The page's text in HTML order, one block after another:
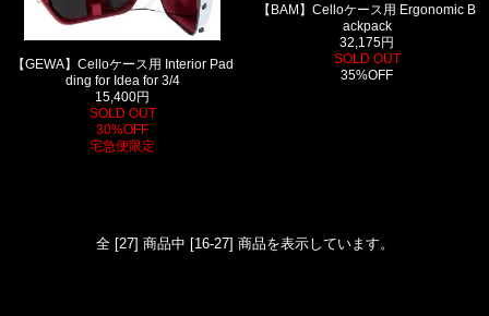
【GEWA】Celloケース用 Interior Pad
ding for Idea for 3/4
15,400円
SOLD OUT
30%OFF
宅急便限定
【BAM】Celloケース用 Ergonomic B
ackpack
32,175円
SOLD OUT
35%OFF
全 [27] 商品中 [16-27] 商品を表示しています。